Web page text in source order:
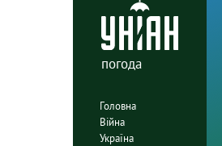
погода
Головна
Війна
Україна